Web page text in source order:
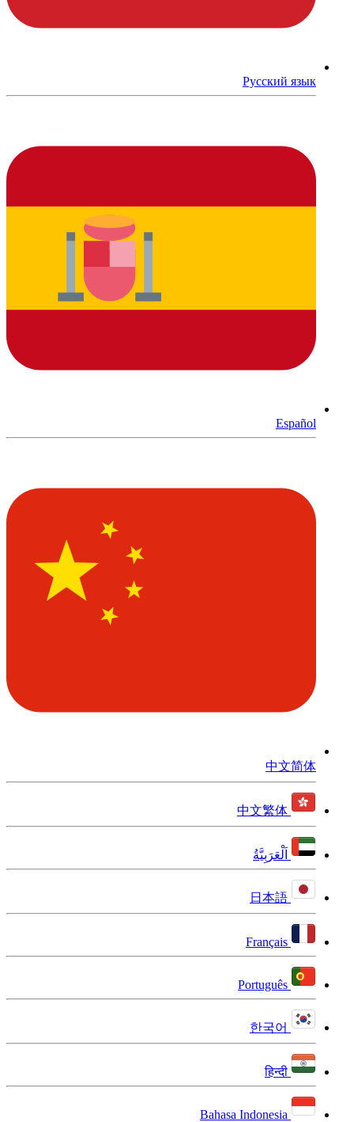
Русский язык
Español
中文简体
中文繁体
اَلْعَرَبِيَّةُ
日本語
Français
Português
한국어
हिन्दी
Bahasa Indonesia